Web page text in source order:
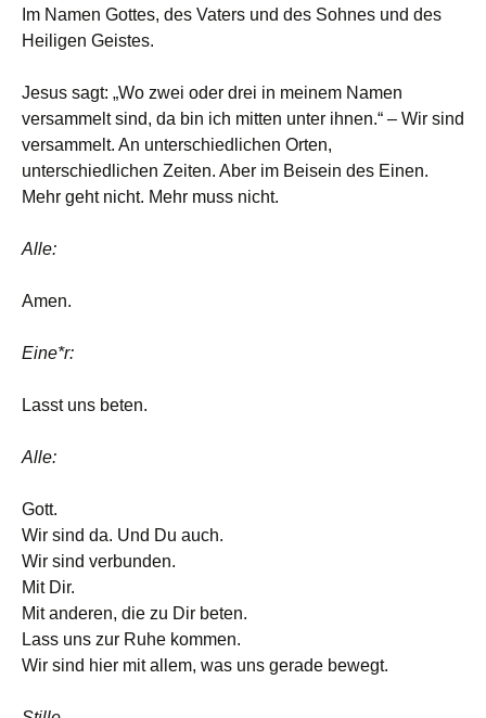
Im Namen Gottes, des Vaters und des Sohnes und des
Heiligen Geistes.
Jesus sagt: „Wo zwei oder drei in meinem Namen
versammelt sind, da bin ich mitten unter ihnen.“ – Wir sind
versammelt. An unterschiedlichen Orten,
unterschiedlichen Zeiten. Aber im Beisein des Einen.
Mehr geht nicht. Mehr muss nicht.
Alle:
Amen.
Eine*r:
Lasst uns beten.
Alle:
Gott.
Wir sind da. Und Du auch.
Wir sind verbunden.
Mit Dir.
Mit anderen, die zu Dir beten.
Lass uns zur Ruhe kommen.
Wir sind hier mit allem, was uns gerade bewegt.